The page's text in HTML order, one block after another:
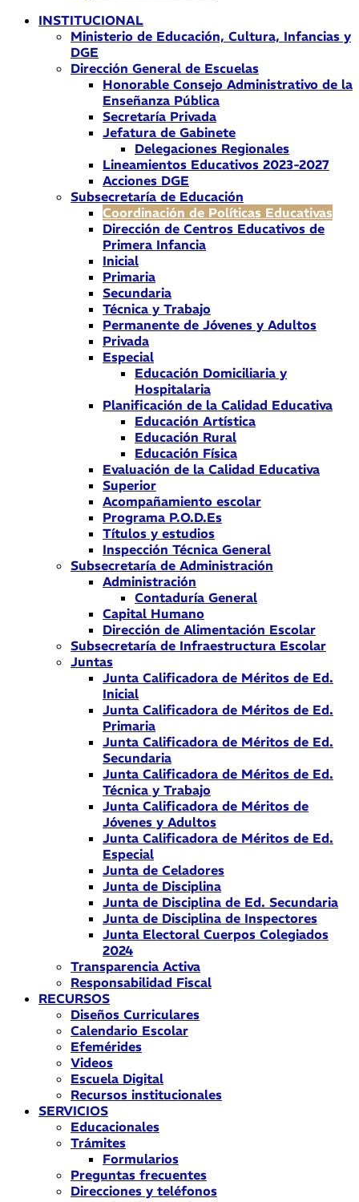
INSTITUCIONAL
Ministerio de Educación, Cultura, Infancias y
DGE
Dirección General de Escuelas
Honorable Consejo Administrativo de la
Enseñanza Pública
Secretaría Privada
Jefatura de Gabinete
Delegaciones Regionales
Lineamientos Educativos 2023-2027
Acciones DGE
Subsecretaría de Educación
Coordinación de Políticas Educativas
Dirección de Centros Educativos de
Primera Infancia
Inicial
Primaria
Secundaria
Técnica y Trabajo
Permanente de Jóvenes y Adultos
Privada
Especial
Educación Domiciliaria y
Hospitalaria
Planificación de la Calidad Educativa
Educación Artística
Educación Rural
Educación Física
Evaluación de la Calidad Educativa
Superior
Acompañamiento escolar
Programa P.O.D.Es
Títulos y estudios
Inspección Técnica General
Subsecretaría de Administración
Administración
Contaduría General
Capital Humano
Dirección de Alimentación Escolar
Subsecretaría de Infraestructura Escolar
Juntas
Junta Calificadora de Méritos de Ed.
Inicial
Junta Calificadora de Méritos de Ed.
Primaria
Junta Calificadora de Méritos de Ed.
Secundaria
Junta Calificadora de Méritos de Ed.
Técnica y Trabajo
Junta Calificadora de Méritos de
Jóvenes y Adultos
Junta Calificadora de Méritos de Ed.
Especial
Junta de Celadores
Junta de Disciplina
Junta de Disciplina de Ed. Secundaria
Junta de Disciplina de Inspectores
Junta Electoral Cuerpos Colegiados
2024
Transparencia Activa
Responsabilidad Fiscal
RECURSOS
Diseños Curriculares
Calendario Escolar
Efemérides
Videos
Escuela Digital
Recursos institucionales
SERVICIOS
Educacionales
Trámites
Formularios
Preguntas frecuentes
Direcciones y teléfonos